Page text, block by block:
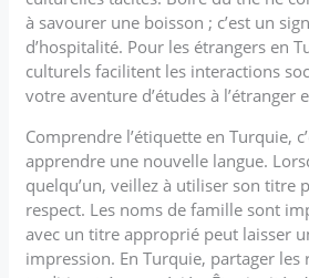
à savourer une boisson ; c’est un
d’hospitalité. Pour les étrangers en
culturels facilitent les interactions
votre aventure d’études à l’étranger
Comprendre l’étiquette en Turquie,
apprendre une nouvelle langue.
quelqu’un, veillez à utiliser son titre
respect. Les noms de famille sont
avec un titre approprié peut laisser
impression. En Turquie, partager les